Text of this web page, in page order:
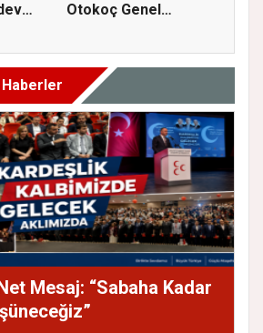
Otokoç Genel
Haberler
Mesaj: “Sabaha Kadar